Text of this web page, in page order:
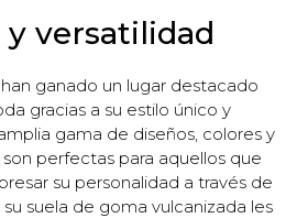
y versatilidad
han ganado un lugar destacado
gracias a su estilo único y
gama de diseños, colores y
perfectas para aquellos que
su personalidad a través de
suela de goma vulcanizada les